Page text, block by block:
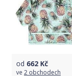
od 662 Kč
ve 2 obchodech